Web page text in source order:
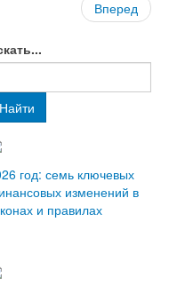
Вперед
Найти
год: семь ключевых
изменений в
и правилах